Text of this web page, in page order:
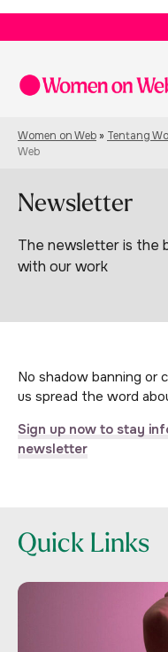
Women on Web » Tentang
Web
Newsletter
The newsletter is the
with our work
No shadow banning or
us spread the word
Sign up now to stay
newsletter
Quick Links